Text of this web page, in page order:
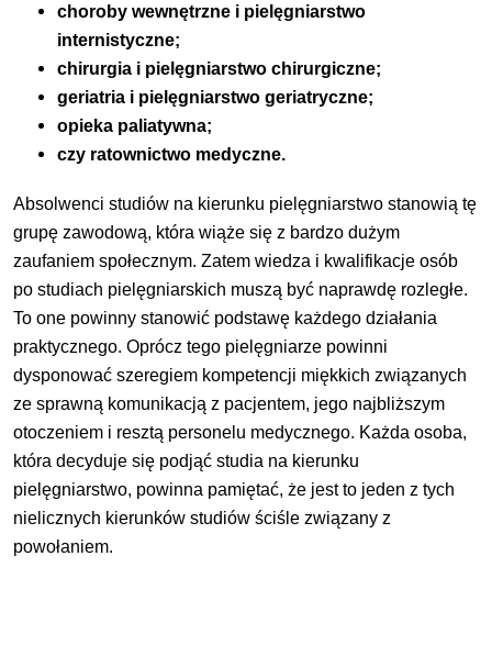
choroby wewnętrzne i pielęgniarstwo
internistyczne;
chirurgia i pielęgniarstwo chirurgiczne;
geriatria i pielęgniarstwo geriatryczne;
opieka paliatywna;
czy ratownictwo medyczne.
Absolwenci studiów na kierunku pielęgniarstwo stanowią tę
grupę zawodową, która wiąże się z bardzo dużym
zaufaniem społecznym. Zatem wiedza i kwalifikacje osób
po studiach pielęgniarskich muszą być naprawdę rozległe.
To one powinny stanowić podstawę każdego działania
praktycznego. Oprócz tego pielęgniarze powinni
dysponować szeregiem kompetencji miękkich związanych
ze sprawną komunikacją z pacjentem, jego najbliższym
otoczeniem i resztą personelu medycznego. Każda osoba,
która decyduje się podjąć studia na kierunku
pielęgniarstwo, powinna pamiętać, że jest to jeden z tych
nielicznych kierunków studiów ściśle związany z
powołaniem.